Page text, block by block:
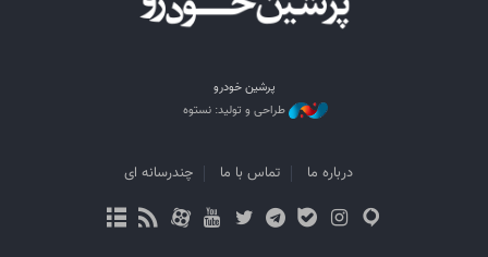
پرشین خودرو
طراحی و تولید: نستوه
درباره ما تماس با ما چندرسانه ای